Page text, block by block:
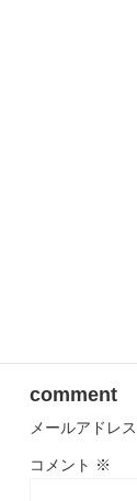
comment
メールアドレ
コメント ※